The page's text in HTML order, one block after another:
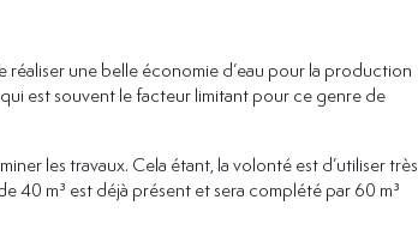
réaliser une belle économie d’eau pour la production
est souvent le facteur limitant pour ce genre de
les travaux. Cela étant, la volonté est d’utiliser très
40 m³ est déjà présent et sera complété par 60 m³